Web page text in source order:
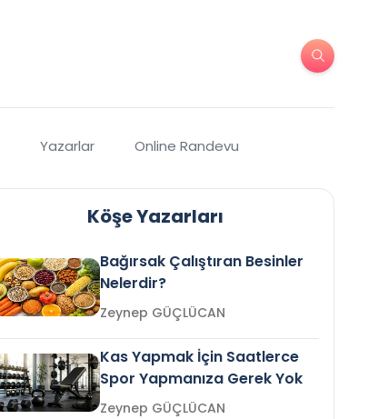
Yazarlar Online Randevu
Köşe Yazarları
Bağırsak Çalıştıran Besinler
Nelerdir?
Zeynep GÜÇLÜCAN
Kas Yapmak İçin Saatlerce
Spor Yapmanıza Gerek Yok
Zeynep GÜÇLÜCAN